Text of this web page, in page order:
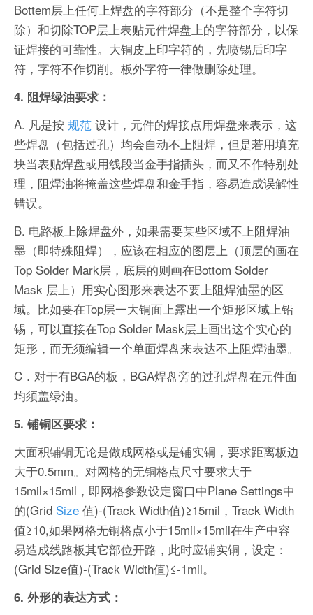
Bottem层上任何上焊盘的字符部分（不是整个字符切
除）和切除TOP层上表贴元件焊盘上的字符部分，以保
证焊接的可靠性。大铜皮上印字符的，先喷锡后印字
符，字符不作切削。板外字符一律做删除处理。
4. 阻焊绿油要求：
A. 凡是按 规范 设计，元件的焊接点用焊盘来表示，这
些焊盘（包括过孔）均会自动不上阻焊，但是若用填充
块当表贴焊盘或用线段当金手指插头，而又不作特别处
理，阻焊油将掩盖这些焊盘和金手指，容易造成误解性
错误。
B. 电路板上除焊盘外，如果需要某些区域不上阻焊油
墨（即特殊阻焊），应该在相应的图层上（顶层的画在
Top Solder Mark层，底层的则画在Bottom Solder
Mask 层上）用实心图形来表达不要上阻焊油墨的区
域。比如要在Top层一大铜面上露出一个矩形区域上铅
锡，可以直接在Top Solder Mask层上画出这个实心的
矩形，而无须编辑一个单面焊盘来表达不上阻焊油墨。
C．对于有BGA的板，BGA焊盘旁的过孔焊盘在元件面
均须盖绿油。
5. 铺铜区要求：
大面积铺铜无论是做成网格或是铺实铜，要求距离板边
大于0.5mm。对网格的无铜格点尺寸要求大于
15mil×15mil，即网格参数设定窗口中Plane Settings中
的(Grid Size 值)-(Track Width值)≥15mil，Track Width
值≥10,如果网格无铜格点小于15mil×15mil在生产中容
易造成线路板其它部位开路，此时应铺实铜，设定：
(Grid Size值)-(Track Width值)≤-1mil。
6. 外形的表达方式：